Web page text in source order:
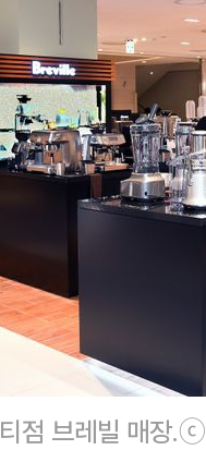
점 브레빌 매장